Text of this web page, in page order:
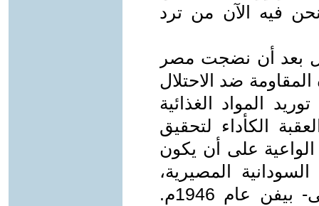
نحن فيه الآن من ترد
بعد أن نضجت مصر
ضد الاحتلال
المواد الغذائية
الكأداء لتحقيق
على أن يكون
المصيرية،
الأمر الذى عرقل توقيع اتفاق صدقى- بيفن عام 1946م.